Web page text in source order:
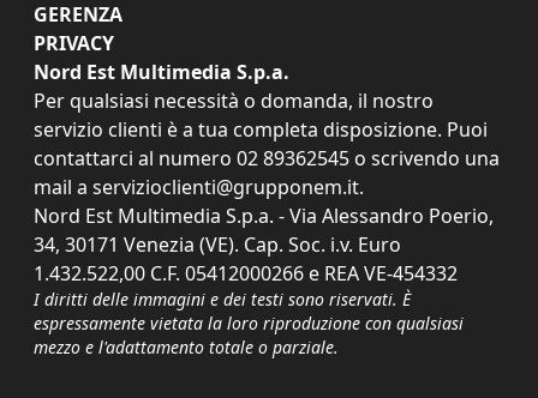
GERENZA
PRIVACY
Nord Est Multimedia S.p.a.
Per qualsiasi necessità o domanda, il nostro
servizio clienti è a tua completa disposizione. Puoi
contattarci al numero 02 89362545 o scrivendo una
mail a servizioclienti@grupponem.it.
Nord Est Multimedia S.p.a. - Via Alessandro Poerio,
34, 30171 Venezia (VE). Cap. Soc. i.v. Euro
1.432.522,00 C.F. 05412000266 e REA VE-454332
I diritti delle immagini e dei testi sono riservati. È
espressamente vietata la loro riproduzione con qualsiasi
mezzo e l'adattamento totale o parziale.